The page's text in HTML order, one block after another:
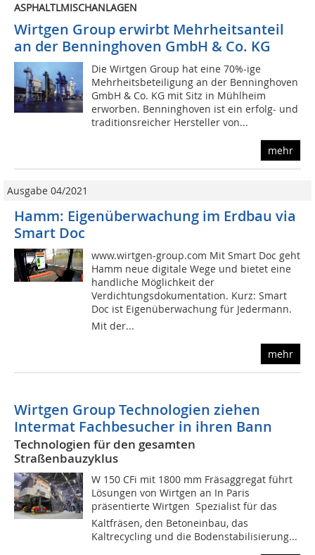
ASPHALTLMISCHANLAGEN
Wirtgen Group erwirbt Mehrheitsanteil
an der Benninghoven GmbH & Co. KG
Die Wirtgen Group hat eine 70%-ige
Mehrheitsbeteiligung an der Benninghoven
GmbH & Co. KG mit Sitz in Mühlheim
erworben. Benninghoven ist ein erfolg- und
traditionsreicher Hersteller von...
mehr
Ausgabe 04/2021
Hamm: Eigenüberwachung im Erdbau via
Smart Doc
www.wirtgen-group.com Mit Smart Doc geht
Hamm neue digitale Wege und bietet eine
handliche Möglichkeit der
Verdichtungsdokumentation. Kurz: Smart
Doc ist Eigenüberwachung für Jedermann.
Mit der...
mehr
Wirtgen Group Technologien ziehen
Intermat Fachbesucher in ihren Bann
Technologien für den gesamten
Straßenbauzyklus
W 150 CFi mit 1800 mm Fräsaggregat führt
Lösungen von Wirtgen an In Paris
präsentierte Wirtgen  Spezialist für das
Kaltfräsen, den Betoneinbau, das
Kaltrecycling und die Bodenstabilisierung...